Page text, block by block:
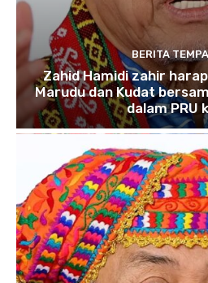
BERITA
Zahid Hamidi zahir
Marudu dan Kudat
dalam PRU